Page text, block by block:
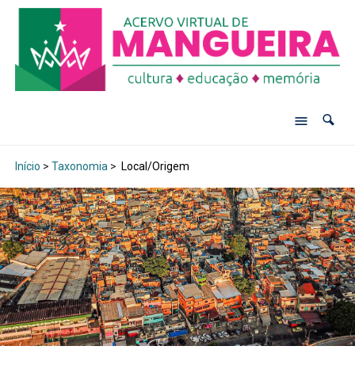
Início > Taxonomia > Local/Origem